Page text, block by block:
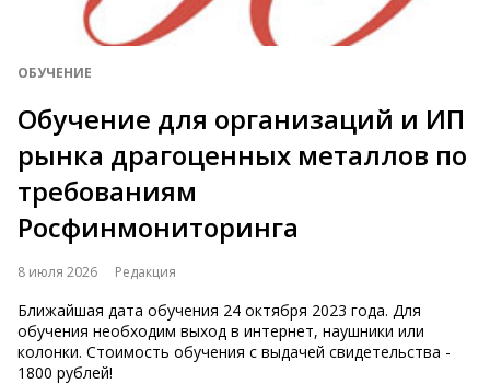
ОБУЧЕНИЕ
Обучение для организаций и ИП
рынка драгоценных металлов по
требованиям
Росфинмониторинга
8 июля 2026 Редакция
Ближайшая дата обучения 24 октября 2023 года. Для
обучения необходим выход в интернет, наушники или
колонки. Стоимость обучения с выдачей свидетельства -
1800 рублей!